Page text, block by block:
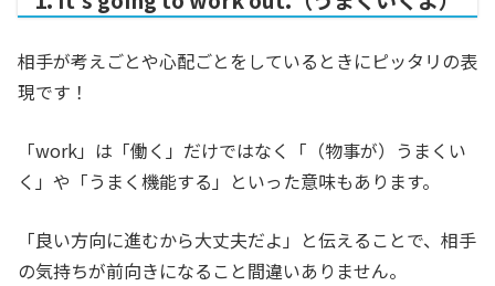
相手が考えごとや心配ごとをしているときにピッタリの表
現です！
「work」は「働く」だけではなく「（物事が）うまくい
く」や「うまく機能する」といった意味もあります。
「良い方向に進むから大丈夫だよ」と伝えることで、相手
の気持ちが前向きになること間違いありません。